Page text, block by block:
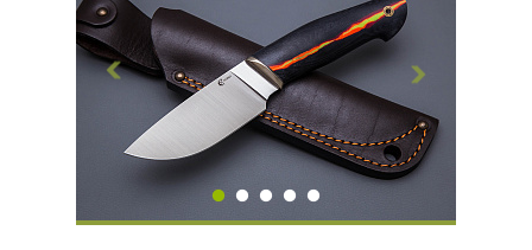
Длина клинка, мм
Ширина клинка, мм
Толщина обуха, мм
Ширина рукояти, мм
31
Длина рукояти, мм
111
Толщина рукояти, мм
22
Твердость клинка, HRC
62 - 64 HRC